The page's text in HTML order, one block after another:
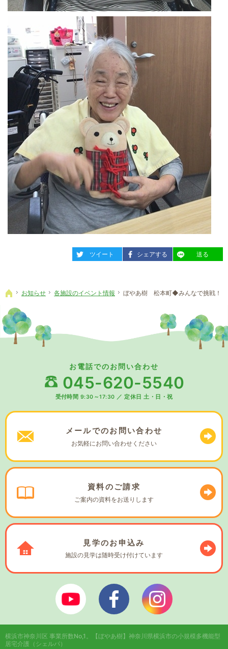
entry2284
ツイート entry2284
シェアする entry2284
送る
ホーム
お知らせ 各施設のイベント情報 ぼやあ樹 松本町◆みんなで挑戦！
お電話でのお問い合わせ
045-620-5540
受付時間 9:30～17:30 ／ 定休日 土・日・祝
メールでのお問い合わせ
お気軽にお問い合わせください
資料のご請求
ご案内の資料をお送りします
見学のお申込み
施設の見学は随時受け付けています
ぼやあ樹Youtube シェルパフェイスブック
横浜市神奈川区 事業所数No,1。
【ぼやあ樹】神奈川県横浜市の小規模多機能型
居宅介護（シェルパ）